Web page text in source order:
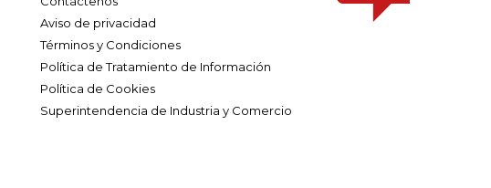
Aviso de privacidad
Términos y Condiciones
Política de Tratamiento de Información
Política de Cookies
Superintendencia de Industria y Comercio